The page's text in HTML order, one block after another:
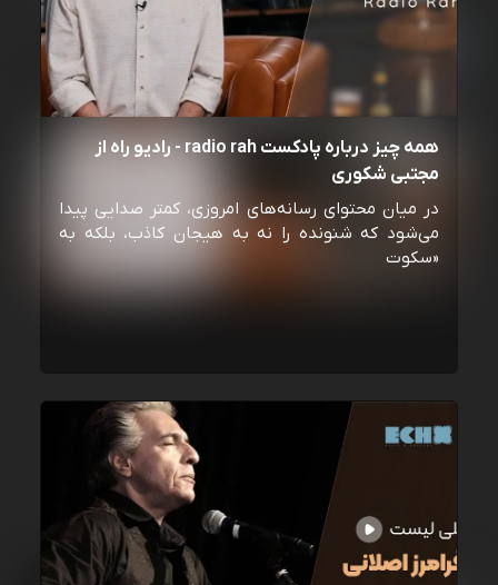
همه چیز درباره پادکست radio rah - رادیو راه از
مجتبی شکوری
در میان محتوای رسانه‌های امروزی، کمتر صدایی پیدا
می‌شود که شنونده را نه به هیجان کاذب، بلکه به
«سکوت